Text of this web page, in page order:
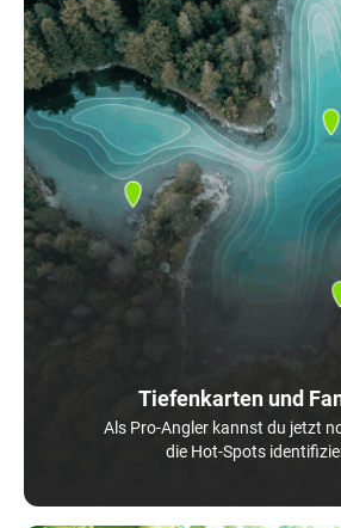
Tiefenkarten und
Als Pro-Angler kannst du jetzt
die Hot-Spots